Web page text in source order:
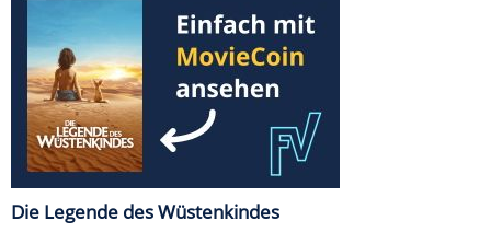
Die Legende des Wüstenkindes